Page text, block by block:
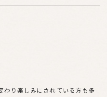
わり楽しみにされている方も多